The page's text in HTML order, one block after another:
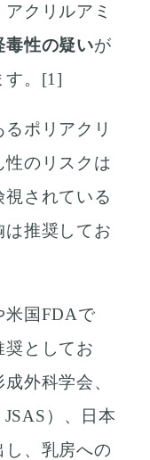
クリルアミ
毒性の疑いが
す。[1]
ポリアクリ
性のリスクは
されている
は推奨してお
米国FDAで
奨としてお
外科学会、
）、日本
し、乳房への